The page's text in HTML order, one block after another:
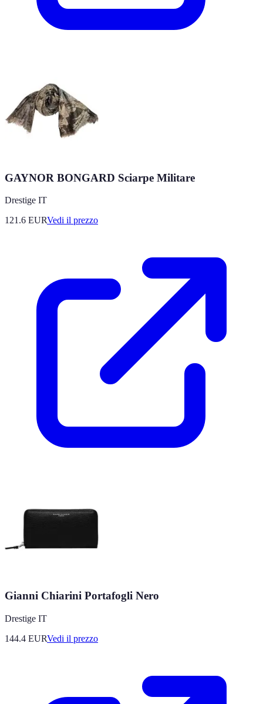
GAYNOR BONGARD Sciarpe Militare
Drestige IT
121.6 EURVedi il prezzo
Gianni Chiarini Portafogli Nero
Drestige IT
144.4 EURVedi il prezzo